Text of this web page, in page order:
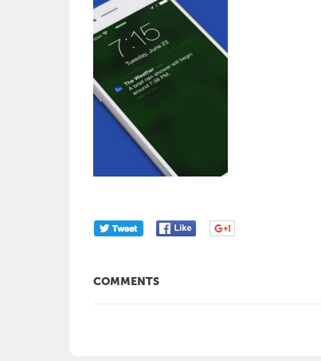
COMMENTS